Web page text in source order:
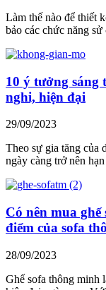
Làm thế nào để thiết
bảo các chức năng
10 ý tưởng sáng
nghi, hiện đại
29/09/2023
Theo sự gia tăng của
ngày càng trở nên
Có nên mua
điểm của sofa
28/09/2023
Ghế sofa thông minh